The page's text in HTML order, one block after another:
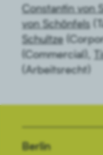
Constantin von
von Schönfels
Schultze
(Commercial),
(Arbeitsrecht)
Berlin